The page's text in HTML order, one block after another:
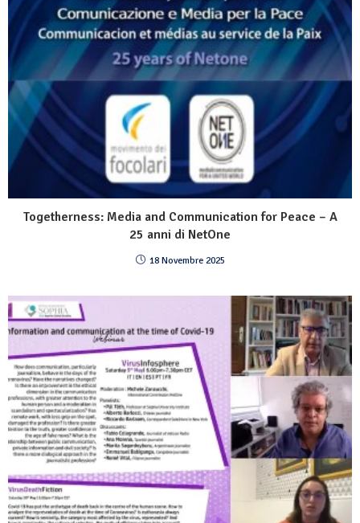
Togetherness: Media and Communication for Peace – A
25 anni di NetOne
18 Novembre 2025